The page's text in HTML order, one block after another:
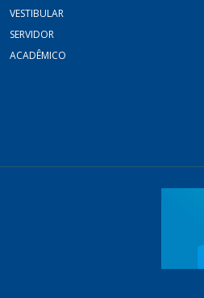
VESTIBULAR
SERVIDOR
ACADÊMICO